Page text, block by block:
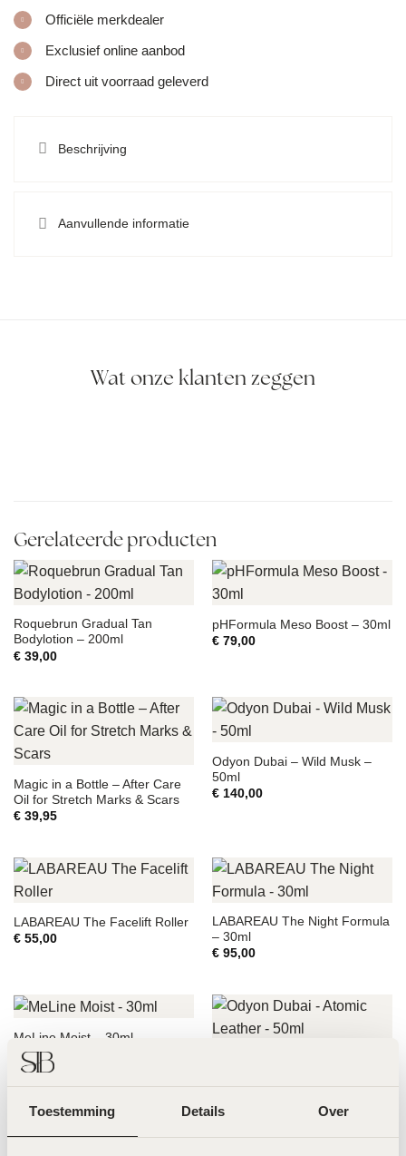
Toestemming Details Over
Officiële merkdealer
Exclusief online aanbod
Direct uit voorraad geleverd
Beschrijving
Aanvullende informatie
Wat onze klanten zeggen
Gerelateerde producten
Roquebrun Gradual Tan
Bodylotion – 200ml
€39,00
pHFormula Meso Boost – 30ml
€79,00
Magic in a Bottle – After Care
Oil for Stretch Marks & Scars
€39,95
Odyon Dubai – Wild Musk –
50ml
€140,00
LABAREAU The Facelift Roller
€55,00
LABAREAU The Night Formula
– 30ml
€95,00
MeLine Moist – 30ml
72,50
€140,00